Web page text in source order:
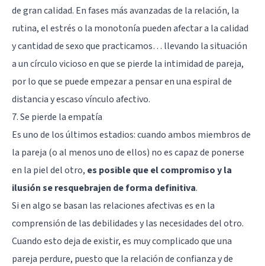
de gran calidad. En fases más avanzadas de la relación, la
rutina, el estrés o la monotonía pueden afectar a la calidad
y cantidad de sexo que practicamos… llevando la situación
a un círculo vicioso en que se pierde la intimidad de pareja,
por lo que se puede empezar a pensar en una espiral de
distancia y escaso vínculo afectivo.
7. Se pierde la empatía
Es uno de los últimos estadios: cuando ambos miembros de
la pareja (o al menos uno de ellos) no es capaz de ponerse
en la piel del otro, es posible que el compromiso y la
ilusión se resquebrajen de forma definitiva.
Si en algo se basan las relaciones afectivas es en la
comprensión de las debilidades y las necesidades del otro.
Cuando esto deja de existir, es muy complicado que una
pareja perdure, puesto que la relación de confianza y de